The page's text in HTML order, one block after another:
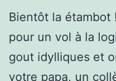
Bientôt la étambot
pour un vol à la
gout idylliques et
votre papa, un